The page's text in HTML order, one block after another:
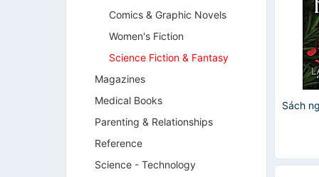
Comics & Graphic Novels
Women's Fiction
Science Fiction & Fantasy
Magazines
Medical Books
Parenting & Relationships
Reference
Science - Technology
Sách